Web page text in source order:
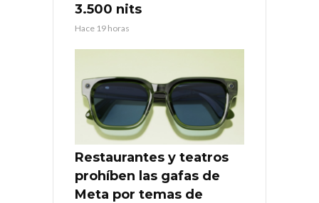
3.500 nits
Hace 19 horas
Restaurantes y teatros
prohíben las gafas de
Meta por temas de